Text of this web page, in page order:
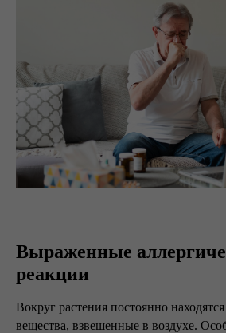
Выраженные
реакции
Вокруг растения постоянно
вещества, взвешенные в воздухе.